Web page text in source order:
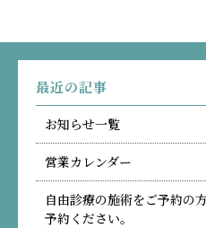
最近の記事
お知らせ一覧
営業カレンダー
自由診療の施術をご予約の
予約ください。